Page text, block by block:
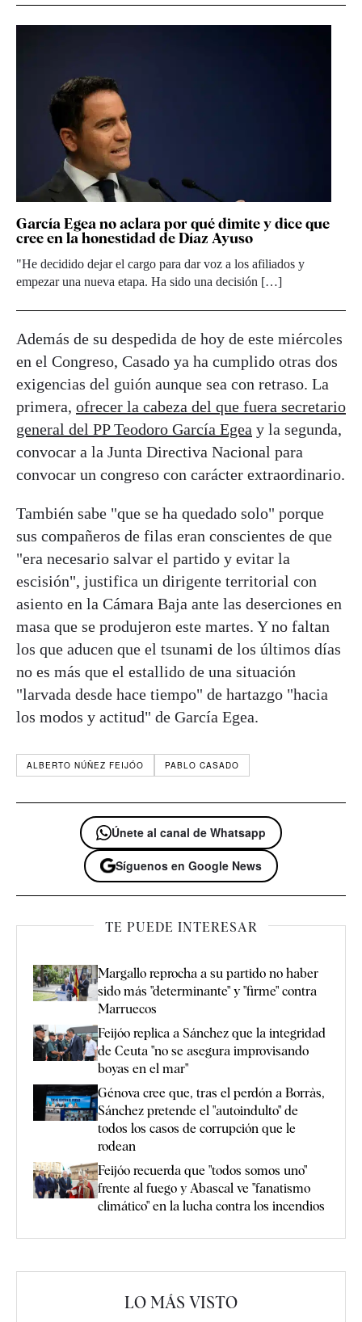
García Egea no aclara por qué dimite y dice que
cree en la honestidad de Díaz Ayuso
"He decidido dejar el cargo para dar voz a los afiliados y
empezar una nueva etapa. Ha sido una decisión […]
Además de su despedida de hoy de este miércoles
en el Congreso, Casado ya ha cumplido otras dos
exigencias del guión aunque sea con retraso. La
primera, ofrecer la cabeza del que fuera secretario
general del PP Teodoro García Egea y la segunda,
convocar a la Junta Directiva Nacional para
convocar un congreso con carácter extraordinario.
También sabe "que se ha quedado solo" porque
sus compañeros de filas eran conscientes de que
"era necesario salvar el partido y evitar la
escisión", justifica un dirigente territorial con
asiento en la Cámara Baja ante las deserciones en
masa que se produjeron este martes. Y no faltan
los que aducen que el tsunami de los últimos días
no es más que el estallido de una situación
"larvada desde hace tiempo" de hartazgo "hacia
los modos y actitud" de García Egea.
ALBERTO NÚÑEZ FEIJÓO PABLO CASADO
Únete al canal de Whatsapp
Síguenos en Google News
TE PUEDE INTERESAR
Margallo reprocha a su partido no haber
sido más "determinante" y "firme" contra
Marruecos
Feijóo replica a Sánchez que la integridad
de Ceuta "no se asegura improvisando
boyas en el mar"
Génova cree que, tras el perdón a Borràs,
Sánchez pretende el "autoindulto" de
todos los casos de corrupción que le
rodean
Feijóo recuerda que "todos somos uno"
frente al fuego y Abascal ve "fanatismo
climático" en la lucha contra los incendios
LO MÁS VISTO